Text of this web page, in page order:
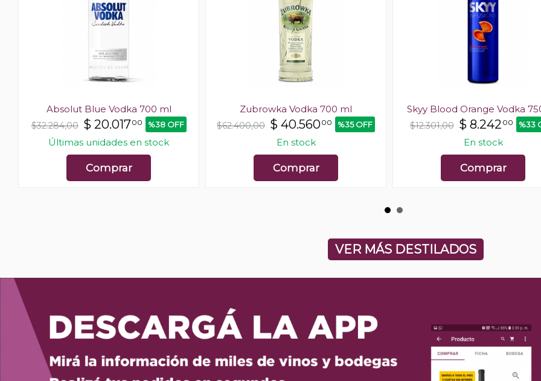
Absolut Blue Vodka 700 ml
$32.284,00 $ 20.01700 %38 OFF
Últimas unidades en stock
Comprar
Zubrowka Vodka 700 ml
$62.400,00 $ 40.56000 %35 OFF
En stock
Comprar
Skyy Blood Orange Vodka
$12.301,00 $ 8.242 00 %33
En stock
Comprar
VER MÁS DESTILADOS